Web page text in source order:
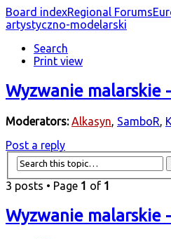
Board indexRegional Forums
artystyczno-modelarski
Search
Print view
Wyzwanie malarskie
Moderators: Alkasyn, SamboR,
Post a reply
3 posts • Page 1 of 1
Wyzwanie malarskie